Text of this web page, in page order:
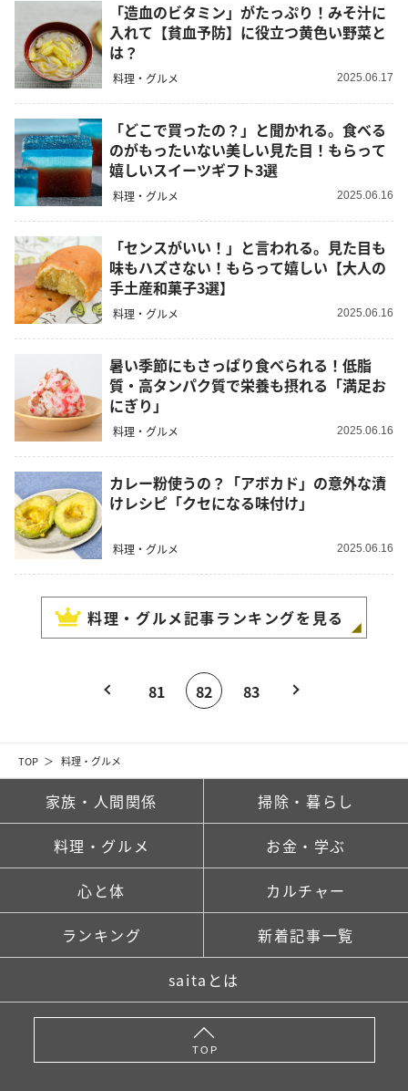
TOP 料理・グルメ
「造血のビタミン」がたっぷり！みそ汁に
入れて【貧血予防】に役立つ黄色い野菜と
は？
料理・グルメ 2025.06.17
「どこで買ったの？」と聞かれる。食べる
のがもったいない美しい見た目！もらって
嬉しいスイーツギフト3選
料理・グルメ 2025.06.16
「センスがいい！」と言われる。見た目も
味もハズさない！もらって嬉しい【大人の
手土産和菓子3選】
料理・グルメ 2025.06.16
暑い季節にもさっぱり食べられる！低脂
質・高タンパク質で栄養も摂れる「満足お
にぎり」
料理・グルメ 2025.06.16
カレー粉使うの？「アボカド」の意外な漬
けレシピ「クセになる味付け」
料理・グルメ 2025.06.16
料理・グルメ記事ランキングを見る
81 82 83
家族・人間関係 掃除・暮らし
料理・グルメ お金・学ぶ
心と体 カルチャー
ランキング 新着記事一覧
saitaとは
TOP